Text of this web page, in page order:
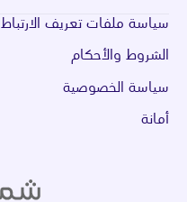
سياسة ملفات تعريف الارتباط
الشروط والأحكام
سياسة الخصوصية
أمانة